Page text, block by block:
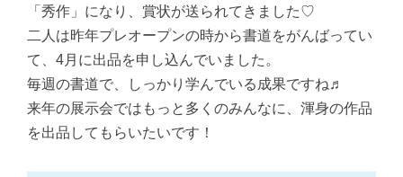
「秀作」になり、賞状が送られてきました♡
二人は昨年プレオープンの時から書道をがんばってい
て、4月に出品を申し込んでいました。
毎週の書道で、しっかり学んでいる成果ですね♬
来年の展示会ではもっと多くのみんなに、渾身の作品
を出品してもらいたいです！